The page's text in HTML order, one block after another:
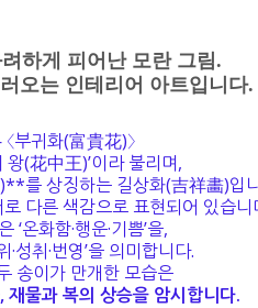
하게 피어난 모란 그림.
오는 인테리어 아트입니다.
부귀화(富貴花)〉
왕(花中王)’이라 불리며,
를 상징하는 길상화(吉祥畵)입
다른 색감으로 표현되어 있습니
‘온화함·행운·기쁨’을,
·성취·번영’을 의미합니다.
송이가 만개한 모습은
재물과 복의 상승을 암시합니다.